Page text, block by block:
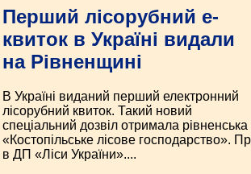
Перший лісорубний е-
квиток в Україні видали
на Рівненщині
В Україні виданий перший електронний
лісорубний квиток. Такий новий
спеціальний дозвіл отримала рівненська
«Костопільське лісове господарство».
в ДП «Ліси України»....